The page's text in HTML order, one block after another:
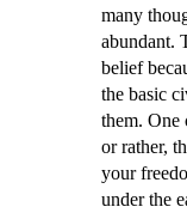
many
abundant.
belief
the basic
them. One
or rather,
your
under the